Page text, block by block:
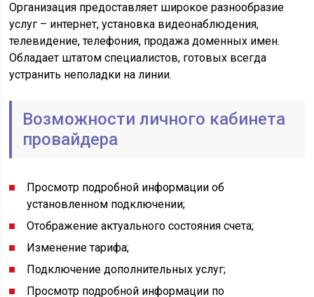
Организация предоставляет широкое разнообразие
услуг – интернет, установка видеонаблюдения,
телевидение, телефония, продажа доменных имен.
Обладает штатом специалистов, готовых всегда
устранить неполадки на линии.
Возможности личного кабинета
провайдера
Просмотр подробной информации об
установленном подключении;
Отображение актуального состояния счета;
Изменение тарифа;
Подключение дополнительных услуг;
Просмотр подробной информации по